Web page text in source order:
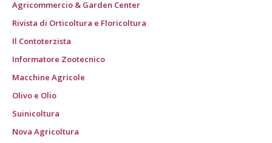
Agricommercio & Garden Center
Rivista di Orticoltura e Floricoltura
Il Contoterzista
Informatore Zootecnico
Macchine Agricole
Olivo e Olio
Suinicoltura
Nova Agricoltura